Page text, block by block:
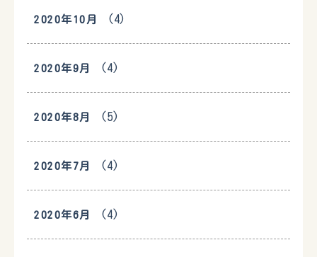
2020年10月 (4)
2020年9月 (4)
2020年8月 (5)
2020年7月 (4)
2020年6月 (4)